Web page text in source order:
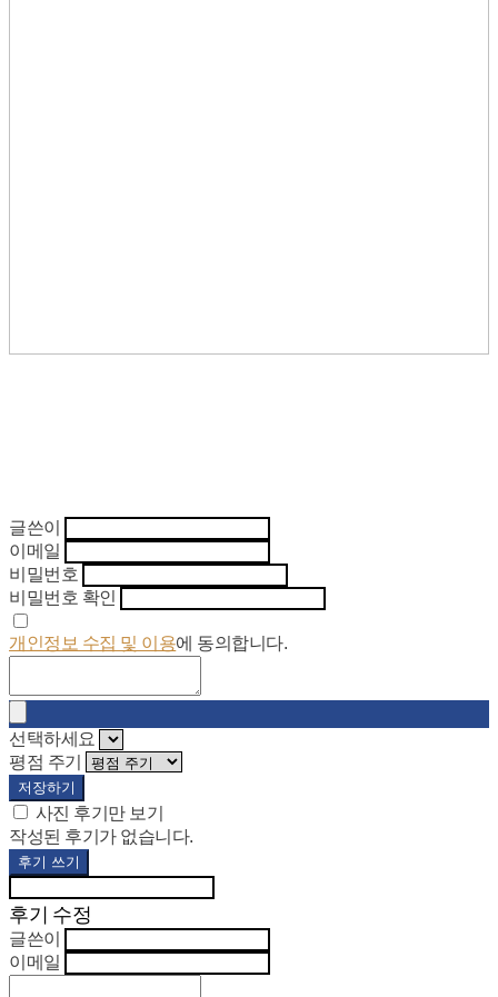
글쓴이
이메일
비밀번호
비밀번호 확인
개인정보 수집 및 이용에 동의합니다.
선택하세요
평점 주기
저장하기
사진 후기만 보기
작성된 후기가 없습니다.
후기 쓰기
후기 수정
글쓴이
이메일